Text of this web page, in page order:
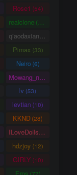
Rose1 (54)
realclone (70)
qiaodaxian
Pimax (33)
Neiro(6)
Mowang_nixi
lv (53)
levtian (10)
KKND (28)
ILoveDolls
(66)
hdzjoy (12)
GIRLY(10)
(55)Eros (77)